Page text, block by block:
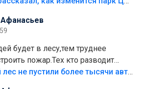
испортилась.Да еще,видимо,часть
будет в лесу,тем труднее
пожар.Тех кто разводит
штрафовать.Камер полно
В тольяттинский лес не пустили более тысячи автомобилей